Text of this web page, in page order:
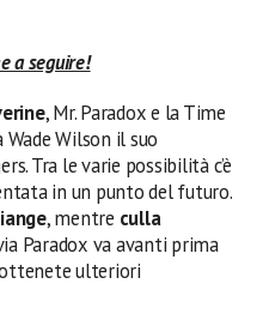
a seguire!
, Mr. Paradox e la Time
Wilson il suo
Tra le varie possibilità c’è
in un punto del futuro.
, mentre culla
Paradox va avanti prima
ottenete ulteriori